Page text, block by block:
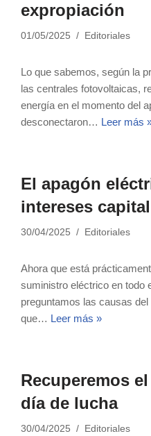
expropiación
01/05/2025 Editoriales
Lo que sabemos, según la
las centrales fotovoltaicas,
energía en el momento del
desconectaron… Leer más
El apagón
intereses
30/04/2025 Editoriales
Ahora que está
suministro eléctrico en todo
preguntamos las causas
que… Leer más »
Recuperemos
día de lucha
30/04/2025 Editoriales